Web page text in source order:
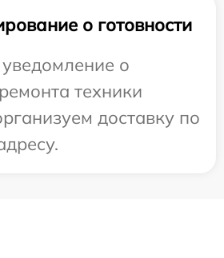
о готовности
о
техники
доставку по